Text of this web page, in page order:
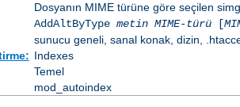
Dosyanın MIME türüne göre seçilen
AddAltByType metin MIME-türü[
sunucu geneli, sanal konak, dizin,
Indexes
Temel
mod_autoindex